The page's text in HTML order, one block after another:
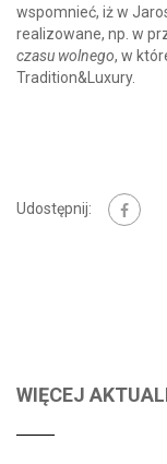
wspomnieć, iż w
realizowane, np. w
czasu wolnego, w
Tradition&Luxury.
Udostępnij:
WIĘCEJ